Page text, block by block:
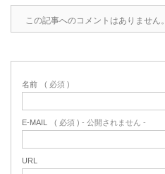
この記事へのコメントはありません。
名前 ( 必須 )
E-MAIL ( 必須 ) - 公開されません -
URL